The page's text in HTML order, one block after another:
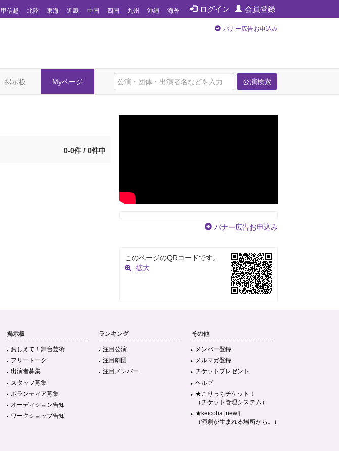
ログイン 会員登録
甲信越 北陸 東海 近畿 中国 四国 九州 沖縄 海外
バナー広告お申込み
公演検索
掲示板 Myページ
0-0件 / 0件中
バナー広告お申込み
このページのQRコードです。
拡大
掲示板
おしえて！舞台芸術
フリートーク
出演者募集
スタッフ募集
ボランティア募集
オーディション告知
ワークショップ告知
ランキング
注目公演
注目劇団
注目メンバー
その他
メンバー登録
メルマガ登録
チケットプレゼント
ヘルプ
★こりっちチケット！
（チケット管理システム）
★keicoba [new!]
（演劇が生まれる場所から。）